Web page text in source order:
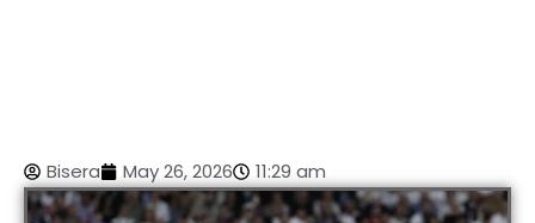
Bisera May 26, 2026 11:29 am